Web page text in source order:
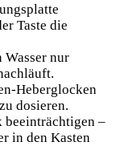
Taste die
Wasser nur
Heberglocken
dosieren.
beeinträchtigen –
in den Kasten